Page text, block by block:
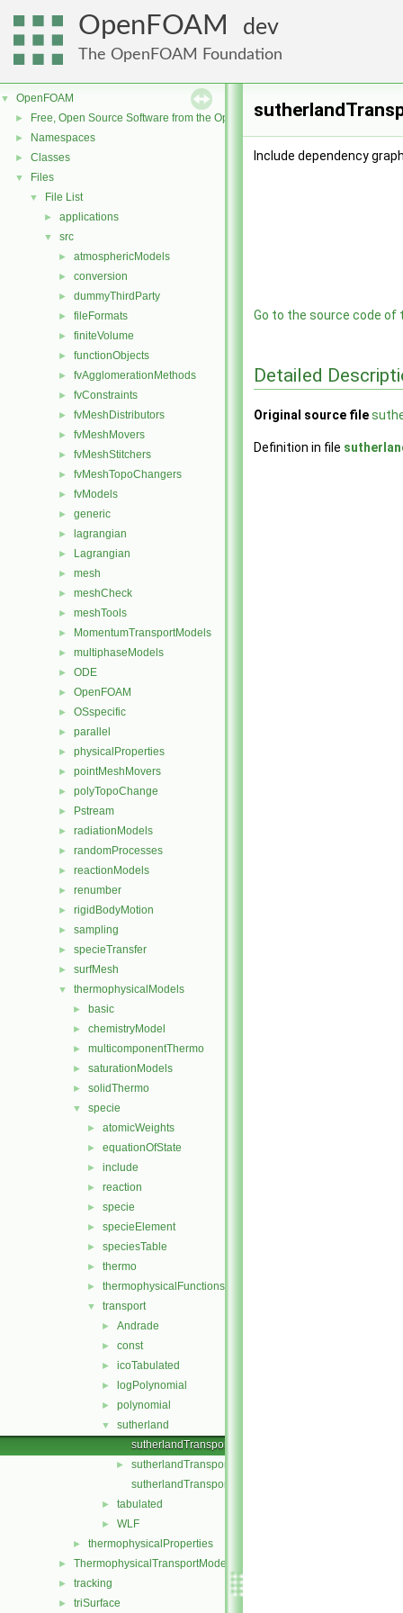
OpenFOAM dev
The OpenFOAM Foundation
▼ OpenFOAM
► Free, Open Source Software from the OpenFOAM Foundation
► Namespaces
► Classes
▼ Files
▼ File List
► applications
▼ src
► atmosphericModels
► conversion
► dummyThirdParty
► fileFormats
► finiteVolume
► functionObjects
► fvAgglomerationMethods
► fvConstraints
► fvMeshDistributors
► fvMeshMovers
► fvMeshStitchers
► fvMeshTopoChangers
► fvModels
► generic
► lagrangian
► Lagrangian
► mesh
► meshCheck
► meshTools
► MomentumTransportModels
► multiphaseModels
► ODE
► OpenFOAM
► OSspecific
► parallel
► physicalProperties
► pointMeshMovers
► polyTopoChange
► Pstream
► radiationModels
► randomProcesses
► reactionModels
► renumber
► rigidBodyMotion
► sampling
► specieTransfer
► surfMesh
▼ thermophysicalModels
► basic
► chemistryModel
► multicomponentThermo
► saturationModels
► solidThermo
▼ specie
► atomicWeights
► equationOfState
► include
► reaction
► specie
► specieElement
► speciesTable
► thermo
► thermophysicalFunctions
▼ transport
► Andrade
► const
► icoTabulated
► logPolynomial
► polynomial
▼
sutherland
sutherlandTransport.C
►
sutherlandTransport.H
sutherlandTransportI.H
► tabulated
► WLF
► thermophysicalProperties
► ThermophysicalTransportModels
► tracking
► triSurface
Include dependency
Go to the source code of
Detailed
Original source file
Definition in file